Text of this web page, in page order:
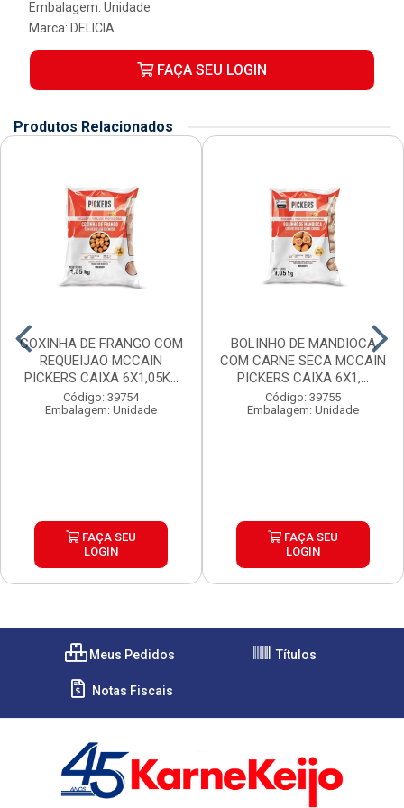
Embalagem: Unidade
Marca: DELICIA
FAÇA SEU LOGIN
Produtos Relacionados
COXINHA DE FRANGO COM
REQUEIJAO MCCAIN
PICKERS CAIXA 6X1,05K...
Código: 39754
Embalagem: Unidade
FAÇA SEU
LOGIN
BOLINHO DE MANDIOCA
COM CARNE SECA MCCAIN
PICKERS CAIXA 6X1,...
Código: 39755
Embalagem: Unidade
FAÇA SEU
LOGIN
Meus Pedidos Títulos
Notas Fiscais